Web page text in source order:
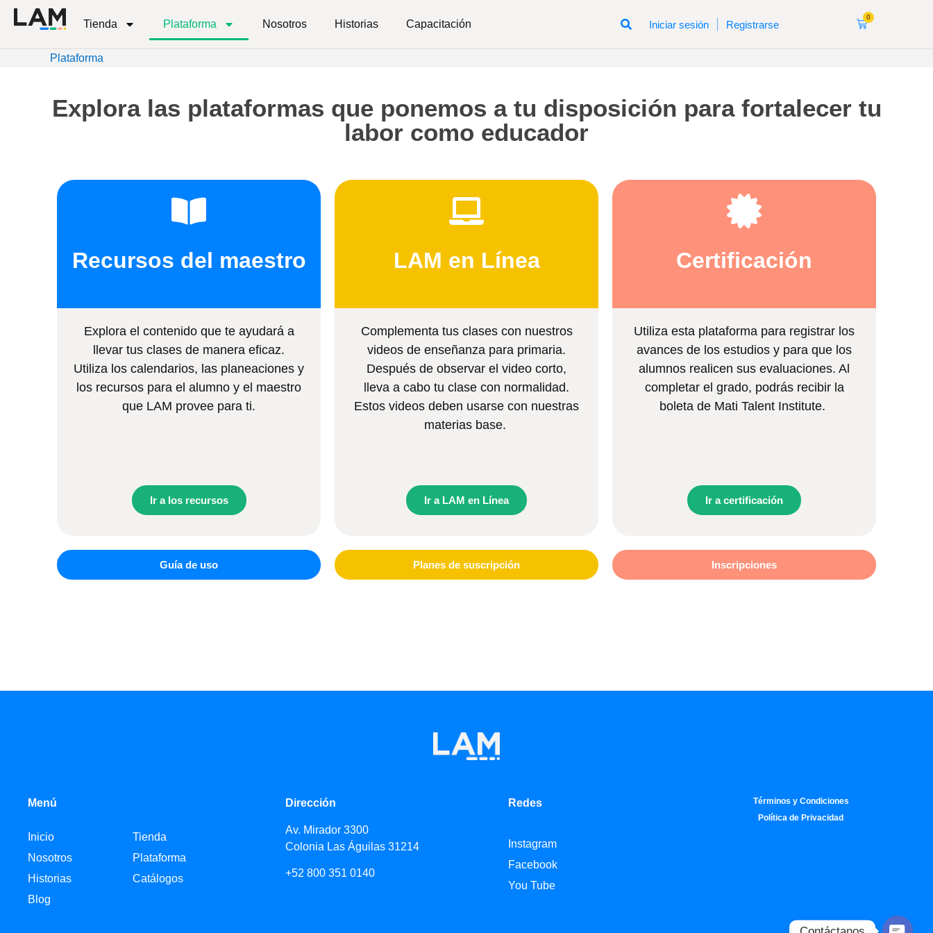
Tienda Plataforma Nosotros Historias Capacitación Iniciar sesión Registrarse
0
Plataforma
Explora las plataformas que ponemos a tu disposición para fortalecer tu
labor como educador
Recursos del maestro
Explora el contenido que te ayudará a
llevar tus clases de manera eficaz.
Utiliza los calendarios, las planeaciones y
los recursos para el alumno y el maestro
que LAM provee para ti.
Ir a los recursos
Guía de uso
LAM en Línea
Complementa tus clases con nuestros
videos de enseñanza para primaria.
Después de observar el video corto,
lleva a cabo tu clase con normalidad.
Estos videos deben usarse con nuestras
materias base.
Ir a LAM en Línea
Planes de suscripción
Certificación
Utiliza esta plataforma para registrar los
avances de los estudios y para que los
alumnos realicen sus evaluaciones. Al
completar el grado, podrás recibir la
boleta de Mati Talent Institute.
Ir a certificación
Inscripciones
Menú
Inicio
Nosotros
Historias
Blog
Tienda
Plataforma
Catálogos
Dirección
Av. Mirador 3300
Colonia Las Águilas 31214
+52 800 351 0140
Redes
Instagram
Facebook
You Tube
Términos y Condiciones
Política de Privacidad